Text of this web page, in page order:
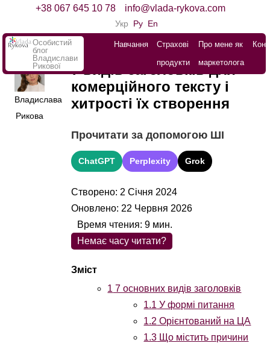
+38 067 645 10 78 info@vlada-rykova.com
Укр Ру En
Особистий
блог
Владислави
Рикової
Навчання
Страхові
продукти
Про мене як
маркетолога
Владислава
Рикова
7 видів заголовків для
комерційного тексту і
хитрості їх створення
Прочитати за допомогою ШІ
ChatGPT Perplexity Grok
Створено: 2 Січня 2024
Оновлено: 22 Червня 2026
Немає часу читати?
1 7 основних видів заголовків
1.1 У формі питання
1.2 Орієнтований на ЦА
1.3 Що містить причини
Время чтения:9 мин.